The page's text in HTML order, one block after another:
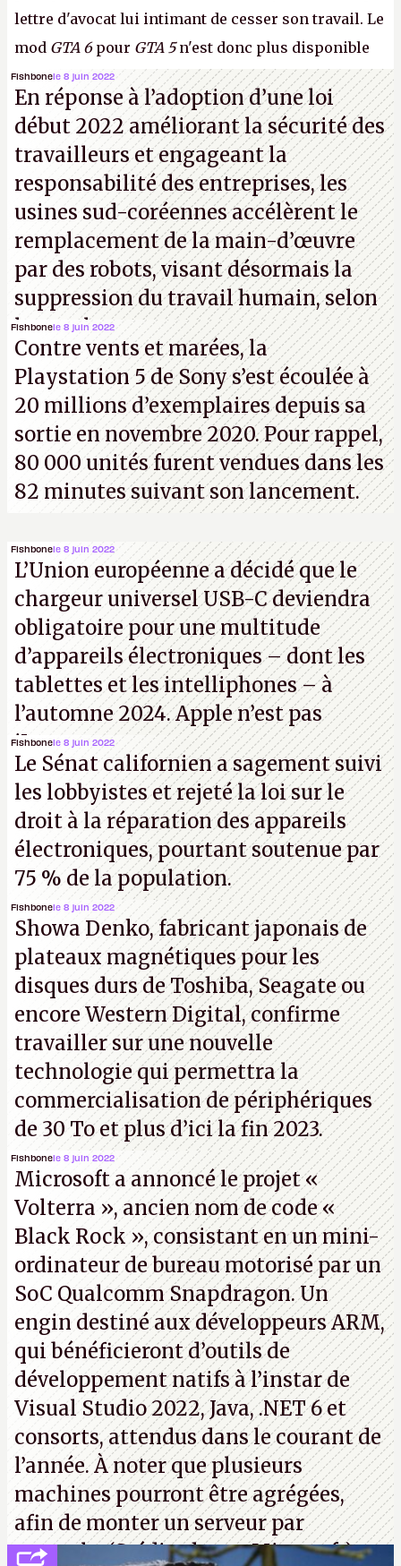
lettre d'avocat lui intimant de cesser son travail. Le
mod GTA 6pour GTA 5n'est donc plus disponible
au téléchargement. Vous pouvez encore en voir
quelques bribes surcette vidéo YouTube.A.
Fishbonele 8 juin 2022
En réponse à l’adoption d’une loi
début 2022 améliorant la sécurité des
travailleurs et engageant la
responsabilité des entreprises, les
usines sud-coréennes accélèrent le
remplacement de la main-d’œuvre
par des robots, visant désormais la
suppression du travail humain, selon
les analystes.
Fishbonele 8 juin 2022
Contre vents et marées, la
Playstation 5 de Sony s’est écoulée à
20 millions d’exemplaires depuis sa
sortie en novembre 2020. Pour rappel,
80 000 unités furent vendues dans les
82 minutes suivant son lancement.
Fishbonele 8 juin 2022
L’Union européenne a décidé que le
chargeur universel USB-C deviendra
obligatoire pour une multitude
d’appareils électroniques – dont les
tablettes et les intelliphones – à
l’automne 2024. Apple n’est pas
iJouasse.
Fishbonele 8 juin 2022
Le Sénat californien a sagement suivi
les lobbyistes et rejeté la loi sur le
droit à la réparation des appareils
électroniques, pourtant soutenue par
75 % de la population.
Fishbonele 8 juin 2022
Showa Denko, fabricant japonais de
plateaux magnétiques pour les
disques durs de Toshiba, Seagate ou
encore Western Digital, confirme
travailler sur une nouvelle
technologie qui permettra la
commercialisation de périphériques
de 30 To et plus d’ici la fin 2023.
Fishbonele 8 juin 2022
Microsoft a annoncé le projet «
Volterra », ancien nom de code «
Black Rock », consistant en un mini-
ordinateur de bureau motorisé par un
SoC Qualcomm Snapdragon. Un
engin destiné aux développeurs ARM,
qui bénéficieront d’outils de
développement natifs à l’instar de
Visual Studio 2022, Java, .NET 6 et
consorts, attendus dans le courant de
l’année. À noter que plusieurs
machines pourront être agrégées,
afin de monter un serveur par
exemple. (Crédit photo : Microsoft)